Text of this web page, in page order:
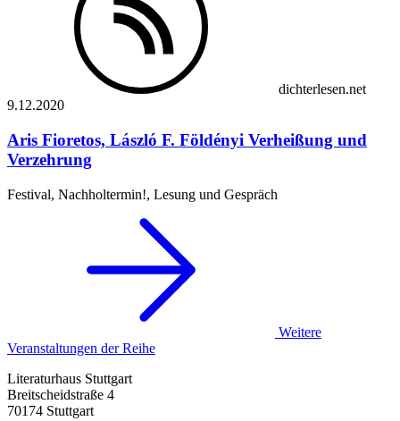
dichterlesen.net
9.12.2020
Aris Fioretos, László F. Földényi Verheißung und
Verzehrung
Festival, Nachholtermin!, Lesung und Gespräch
Weitere
Veranstaltungen der Reihe
Literaturhaus Stuttgart
Breitscheidstraße 4
70174 Stuttgart